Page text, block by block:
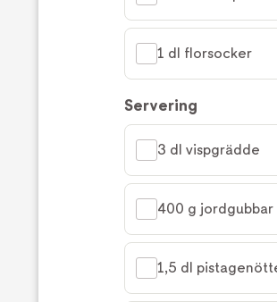
1 dl florsocker
Servering
3 dl vispgrädde
400 g jordgubbar
1,5 dl